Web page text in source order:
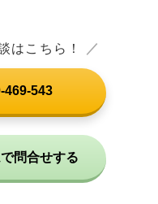
はこちら！ ／
469-543
問合せする